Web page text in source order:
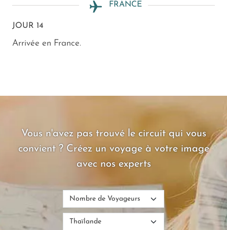
FRANCE
JOUR 14
Arrivée en France.
Vous n'avez pas trouvé le circuit qui vous
convient ? Créez un voyage à votre image
avec nos experts